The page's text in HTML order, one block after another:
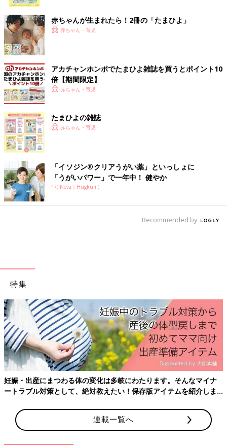
出典：Instagramアカウント「rokka_6hana」
Rokkaさんは、ライトウォームパデッドウォッシャブルフルジッ
プパーカを購入。フードは取り外し可能なんだとか。「軽くて暖
かくて洗濯もガンガンできるママの味方」とのこと。そでもしぼ
赤ちゃんが生まれたら！2冊の「たまひよ」
赤ちゃん・育児
アカチャンホンポでたまひよ雑誌を買うとポイント10
倍【期間限定】
赤ちゃん・育児
たまひよの雑誌
赤ちゃん・育児
「イソジン®クリアうがい薬」といっしょに
「うがいパワー」で一年中！ 健やか
PR(iNova｜Hugkum)
Recommended by
特集
妊娠・出産にまつわる体の変化は多岐にわたります。そんなマイナ
ートラブル対策として、絶対教えたい！保存版アイテムを紹介しま
連載一覧へ